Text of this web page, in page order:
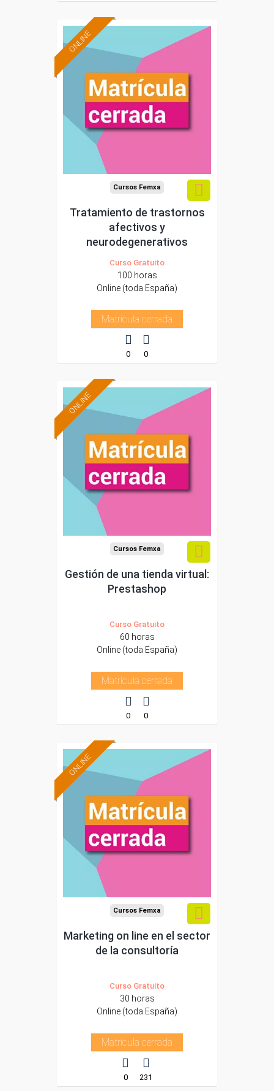
ONLINE
Cursos Femxa
Tratamiento de trastornos
afectivos y
neurodegenerativos
Curso Gratuito
100 horas
Online (toda España)
Matrícula cerrada
0 0
ONLINE
Cursos Femxa
Gestión de una tienda virtual:
Prestashop
Curso Gratuito
60 horas
Online (toda España)
Matrícula cerrada
0 0
ONLINE
Cursos Femxa
Marketing on line en el sector
de la consultoría
Curso Gratuito
30 horas
Online (toda España)
Matrícula cerrada
0 231